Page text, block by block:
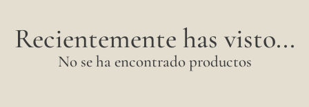
Recientemente has visto...
No se ha encontrado productos